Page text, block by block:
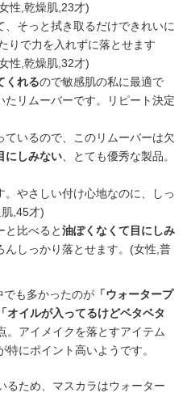
性,乾燥肌,23才)
、そっと拭き取るだけできれいに
りで力を入れずに落とせます
性,乾燥肌,32才)
くれるので敏感肌の私に最適で
たリムーバーです。リピート決定
ているので、このリムーバーは欠
にしみない、とても優秀な製品。
。やさしい付け心地なのに、しっ
,45才)
と比べると油ぽくなくて目にしみ
んしっかり落とせます。(女性,普
も多かったのが 「ウォータープ
オイルが入ってるけどベタベタ
。アイメイクを落とすアイテム
にポイント高いようです。
るため、マスカラはウォーター